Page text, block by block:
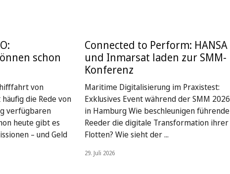
schon
von
die Rede von
verfügbaren
heute gibt es
– und Geld
Connected to Perform: HANSA
und Inmarsat laden zur SMM-
Konferenz
Maritime Digitalisierung im Praxistest:
Exklusives Event während der SMM 2026
in Hamburg Wie beschleunigen führende
Reeder die digitale Transformation ihrer
Flotten? Wie sieht der ...
29. Juli 2026